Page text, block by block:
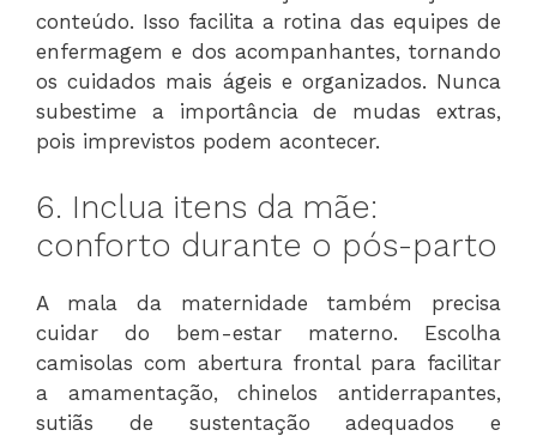
conteúdo. Isso facilita a rotina das equipes de
enfermagem e dos acompanhantes, tornando
os cuidados mais ágeis e organizados. Nunca
subestime a importância de mudas extras,
pois imprevistos podem acontecer.
6. Inclua itens da mãe:
conforto durante o pós-parto
A mala da maternidade também precisa
cuidar do bem-estar materno. Escolha
camisolas com abertura frontal para facilitar
a amamentação, chinelos antiderrapantes,
sutiãs de sustentação adequados e